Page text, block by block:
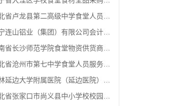
省卢龙县第二高级中学食堂人员管理服务
连山铝业（集团）有限公司会计外包服务
省长沙师范学院食堂物资供货商采购项目
省沧州市第七中学食堂人员服务项目招标
延边大学附属医院（延边医院）中药配方
省张家口市尚义县中小学校校园餐食材集